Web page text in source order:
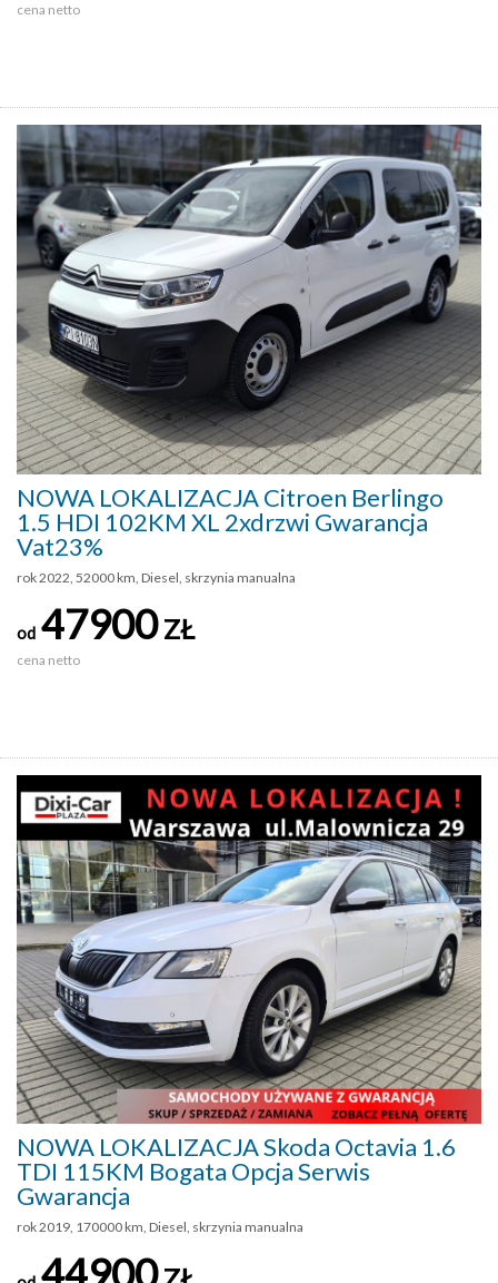
cena netto
NOWA LOKALIZACJA Citroen Berlingo
1.5 HDI 102KM XL 2xdrzwi Gwarancja
Vat23%
rok 2022, 52000 km, Diesel, skrzynia manualna
od 47900ZŁ
cena netto
NOWA LOKALIZACJA Skoda Octavia 1.6
TDI 115KM Bogata Opcja Serwis
Gwarancja
rok 2019, 170000 km, Diesel, skrzynia manualna
44900